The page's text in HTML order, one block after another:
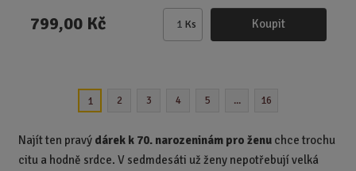
799,00 Kč
Z
p
o
Ks Koupit
1 2 3 4 5 ... 16
Najít ten pravý dárek k 70. narozeninám pro ženuchce trochu
citu a hodně srdce. V sedmdesáti už ženy nepotřebují velká